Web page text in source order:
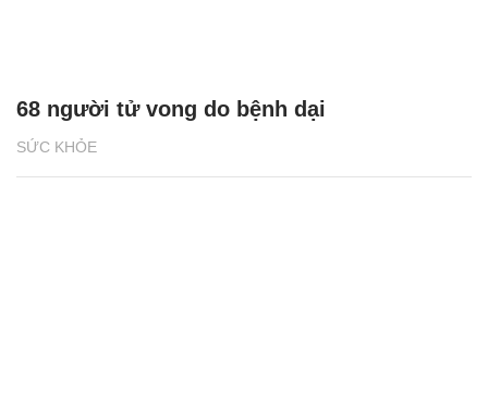
SỨC KHỎE
68 người tử vong do bệnh dại